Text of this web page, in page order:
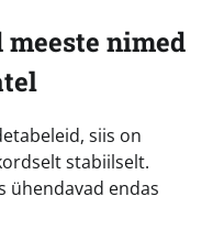
nimed
siis on
stabiilselt.
ühendavad endas